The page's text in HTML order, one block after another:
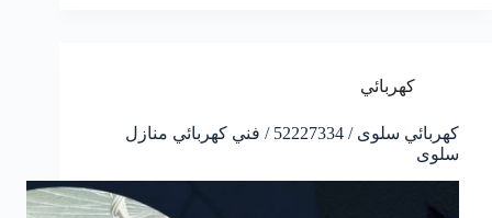
كهربائي
كهربائي سلوى / 52227334 / فني كهربائي منازل
سلوى